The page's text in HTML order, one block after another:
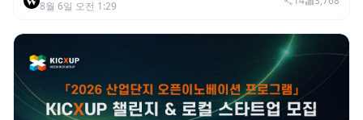
8월 6일 오전 1:29